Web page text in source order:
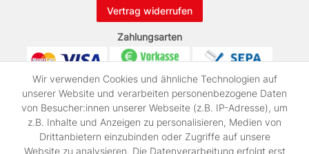
Vertrag widerrufen
Zahlungsarten
Wir verschicken mit
Wir verwenden Cookies und ähnliche Technologien auf
unserer Website und verarbeiten personenbezogene Daten
von Besucher:innen unserer Webseite (z.B. IP-Adresse), um
z.B. Inhalte und Anzeigen zu personalisieren, Medien von
Drittanbietern einzubinden oder Zugriffe auf unsere
Website zu analysieren. Die Datenverarbeitung erfolgt erst